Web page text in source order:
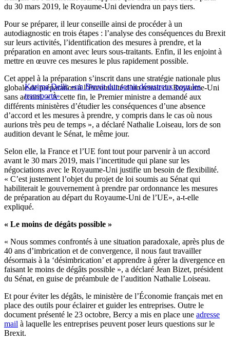
du 30 mars 2019, le Royaume-Uni deviendra un pays tiers.
Pour se préparer, il leur conseille ainsi de procéder à un
autodiagnostic en trois étapes : l’analyse des conséquences du Brexit
sur leurs activités, l’identification des mesures à prendre, et la
préparation en amont avec leurs sous-traitants. Enfin, il les enjoint à
mettre en œuvre ces mesures le plus rapidement possible.
Karima Delli: «un Brexit dur serait désastreux pour les
transports»
Cet appel à la préparation s’inscrit dans une stratégie nationale plus
globale de préparation à l’éventualité d’un retrait du Royaume-Uni
sans accord. « À cette fin, le Premier ministre a demandé aux
différents ministères d’étudier les conséquences d’une absence
d’accord et les mesures à prendre, y compris dans le cas où nous
aurions très peu de temps », a déclaré Nathalie Loiseau, lors de son
audition devant le Sénat, le même jour.
Selon elle, la France et l’UE font tout pour parvenir à un accord
avant le 30 mars 2019, mais l’incertitude qui plane sur les
négociations avec le Royaume-Uni justifie un besoin de flexibilité.
« C’est justement l’objet du projet de loi soumis au Sénat qui
habiliterait le gouvernement à prendre par ordonnance les mesures
de préparation au départ du Royaume-Uni de l’UE», a-t-elle
expliqué.
« Le moins de dégâts possible »
« Nous sommes confrontés à une situation paradoxale, après plus de
40 ans d’imbrication et de convergence, il nous faut travailler
désormais à la ‘désimbrication’ et apprendre à gérer la divergence en
faisant le moins de dégâts possible », a déclaré Jean Bizet, président
du Sénat, en guise de préambule de l’audition Nathalie Loiseau.
Et pour éviter les dégâts, le ministère de l’Économie français met en
place des outils pour éclairer et guider les entreprises. Outre le
document présenté le 23 octobre, Bercy a mis en place une adresse
mail à laquelle les entreprises peuvent poser leurs questions sur le
Brexit.